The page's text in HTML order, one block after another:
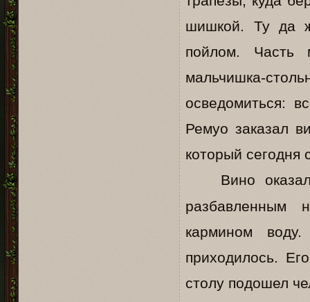
шишкой. Ту да
пойлом. Часть
мальчишка-
осведомиться:
Ремуо заказал
который
Вино
разбавленным
кармином
приходилось.
столу подошел